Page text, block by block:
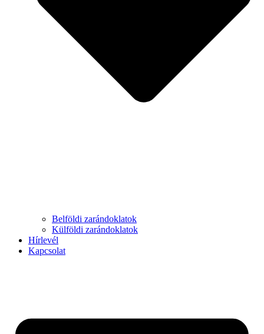
Belföldi zarándoklatok
Külföldi zarándoklatok
Hírlevél
Kapcsolat